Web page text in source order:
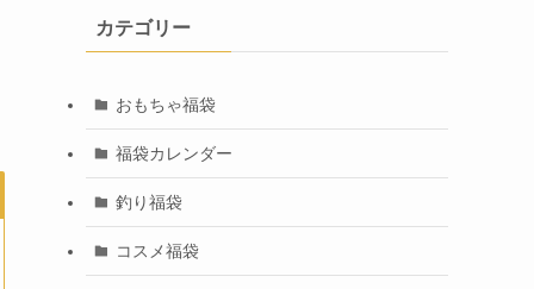
カテゴリー
おもちゃ福袋
福袋カレンダー
釣り福袋
コスメ福袋